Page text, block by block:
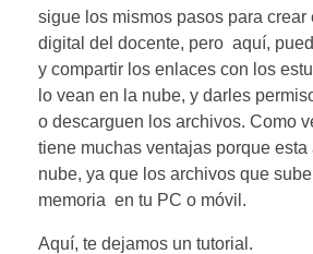
sigue los mismos pasos para crear
digital del docente, pero aquí,
y compartir los enlaces con los
lo vean en la nube, y darles
o descarguen los archivos. Como
tiene muchas ventajas porque esta
nube, ya que los archivos que
memoria en tu PC o móvil.
Aquí, te dejamos un tutorial.